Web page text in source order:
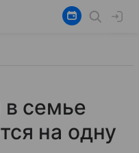
в семье
на одну